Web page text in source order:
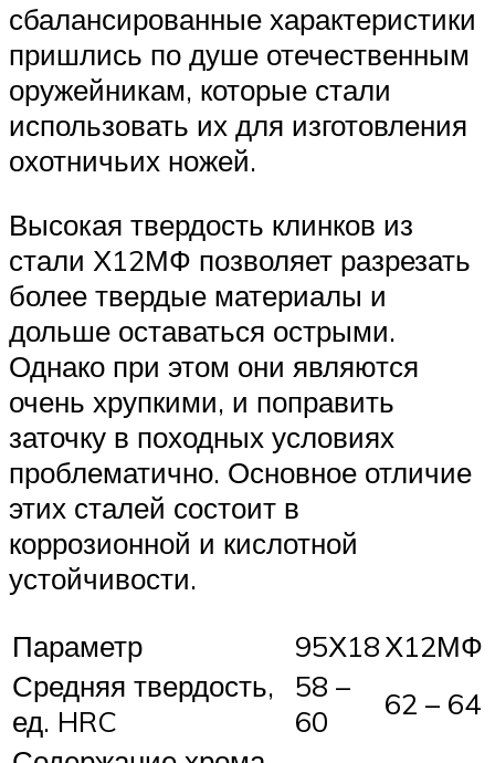
сбалансированные характеристики
пришлись по душе отечественным
оружейникам, которые стали
использовать их для изготовления
охотничьих ножей.
Высокая твердость клинков из
стали Х12МФ позволяет разрезать
более твердые материалы и
дольше оставаться острыми.
Однако при этом они являются
очень хрупкими, и поправить
заточку в походных условиях
проблематично. Основное отличие
этих сталей состоит в
коррозионной и кислотной
устойчивости.
Параметр
95Х18Х12МФ
Средняя твердость,
ед. HRC
58 –
60
62 – 64